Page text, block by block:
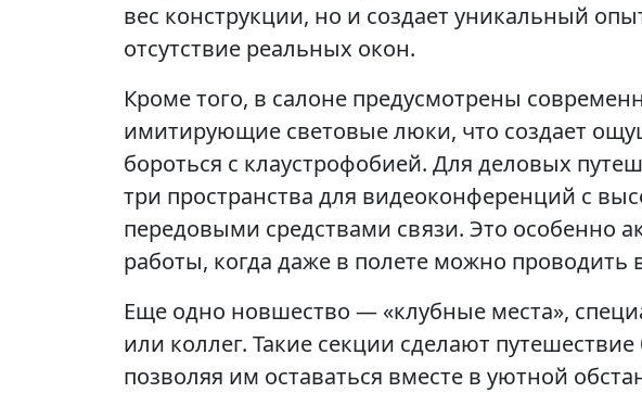
вес конструкции, но и создает уникальный
отсутствие реальных окон.
Кроме того, в салоне предусмотрены
имитирующие световые люки, что создает
бороться с клаустрофобией. Для деловых
три пространства для видеоконференций с
передовыми средствами связи. Это особенно
работы, когда даже в полете можно проводить
Еще одно новшество — «клубные места»,
или коллег. Такие секции сделают
позволяя им оставаться вместе в уютной